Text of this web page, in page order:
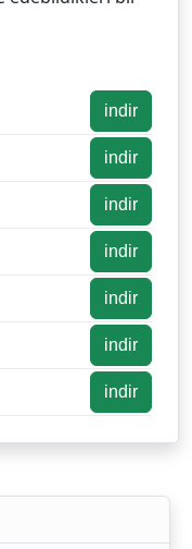
indir
indir
indir
indir
indir
indir
indir